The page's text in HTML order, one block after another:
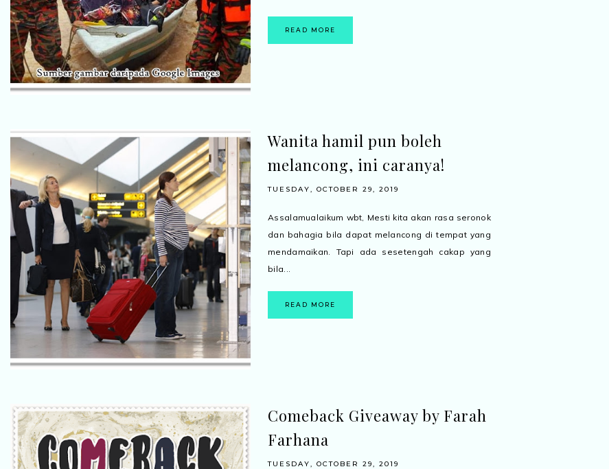
READ MORE
Wanita hamil pun boleh
melancong, ini caranya!
TUESDAY, OCTOBER 29, 2019
Assalamualaikum wbt, Mesti kita akan rasa seronok
dan bahagia bila dapat melancong di tempat yang
mendamaikan. Tapi ada sesetengah cakap yang
bila...
READ MORE
Comeback Giveaway by Farah
Farhana
TUESDAY, OCTOBER 29, 2019